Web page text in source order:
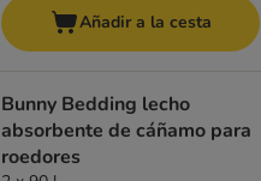
Añadir a la cesta
Bunny Bedding lecho
absorbente de cáñamo para
roedores